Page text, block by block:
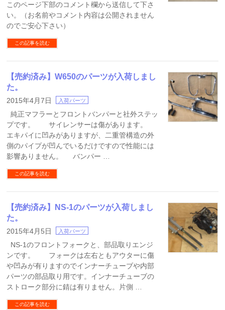
このページ下部のコメント欄から送信して下さ
い。（お名前やコメント内容は公開されません
のでご安心下さい）
この記事を読む
【売約済み】W650のパーツが入荷しまし
た。
2015年4月7日 入荷パーツ
純正マフラーとフロントバンパーと社外ステッ
プです。 サイレンサーは傷があります。
エキパイに凹みがありますが、二重管構造の外
側のパイプが凹んでいるだけですので性能には
影響ありません。 バンパー …
この記事を読む
【売約済み】NS-1のパーツが入荷しまし
た。
2015年4月5日 入荷パーツ
NS-1のフロントフォークと、部品取りエンジ
ンです。 フォークは左右ともアウターに傷
や凹みが有りますのでインナーチューブや内部
パーツの部品取り用です。インナーチューブの
ストローク部分に錆は有りません。片側 …
この記事を読む